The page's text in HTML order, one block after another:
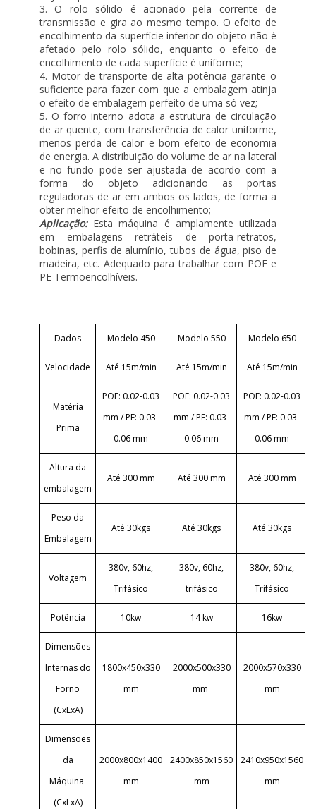
3. O rolo sólido é acionado pela corrente de
transmissão e gira ao mesmo tempo. O efeito de
encolhimento da superfície inferior do objeto não é
afetado pelo rolo sólido, enquanto o efeito de
encolhimento de cada superfície é uniforme;
4. Motor de transporte de alta potência garante o
suficiente para fazer com que a embalagem atinja
o efeito de embalagem perfeito de uma só vez;
5. O forro interno adota a estrutura de circulação
de ar quente, com transferência de calor uniforme,
menos perda de calor e bom efeito de economia
de energia. A distribuição do volume de ar na lateral
e no fundo pode ser ajustada de acordo com a
forma do objeto adicionando as portas
reguladoras de ar em ambos os lados, de forma a
obter melhor efeito de encolhimento;
Aplicação: Esta máquina é amplamente utilizada
em embalagens retráteis de porta-retratos,
bobinas, perfis de alumínio, tubos de água, piso de
madeira, etc. Adequado para trabalhar com POF e
PE Termoencolhíveis.
Dados Modelo 450 Modelo 550 Modelo 650
Velocidade Até 15m/min Até 15m/min Até 15m/min
Matéria
Prima
POF: 0.02-0.03
mm / PE: 0.03-
0.06 mm
POF: 0.02-0.03
mm / PE: 0.03-
0.06 mm
POF: 0.02-0.03
mm / PE: 0.03-
0.06 mm
Altura da
embalagem
Até 300 mm Até 300 mm Até 300 mm
Peso da
Embalagem
Até 30kgs Até 30kgs Até 30kgs
Voltagem
380v, 60hz,
Trifásico
380v, 60hz,
trifásico
380v, 60hz,
Trifásico
Potência 10kw 14 kw 16kw
Dimensões
Internas do
Forno
(CxLxA)
1800x450x330
mm
2000x500x330
mm
2000x570x330
mm
Dimensões
da
Máquina
(CxLxA)
2000x800x1400
mm
2400x850x1560
mm
2410x950x1560
mm